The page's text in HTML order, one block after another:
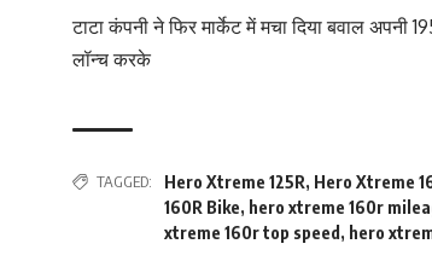
टाटा कंपनी ने फिर मार्केट में मचा दिया बवाल
लॉन्च करके
TAGGED: Hero Xtreme 125R, Hero Xtreme
160R Bike, hero xtreme 160r
xtreme 160r top speed , hero